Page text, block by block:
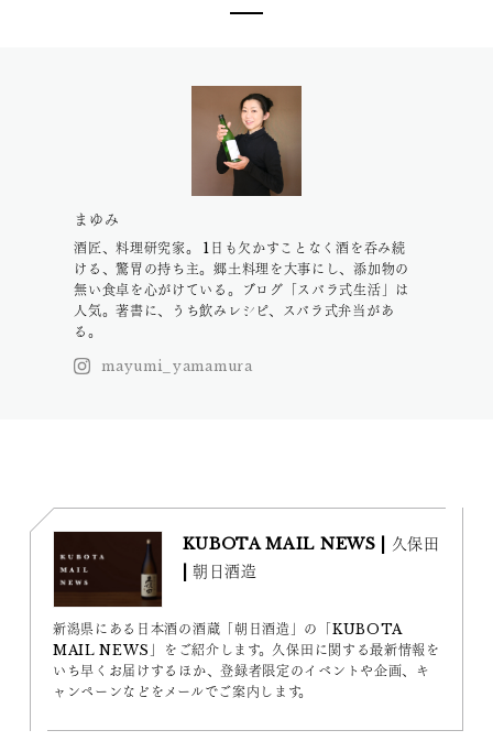
まゆみ
酒匠、料理研究家。 1日も欠かすことなく酒を呑み続
ける、驚胃の持ち主。郷土料理を大事にし、添加物の
無い食卓を心がけている。ブログ「スバラ式生活」は
人気。著書に、うち飲みレシピ、スバラ式弁当があ
る。
mayumi_yamamura
KUBOTA MAIL NEWS | 久保田
| 朝日酒造
新潟県にある日本酒の酒蔵「朝日酒造」の「KUBOTA
MAIL NEWS」をご紹介します。久保田に関する最新情報を
いち早くお届けするほか、登録者限定のイベントや企画、キ
ャンペーンなどをメールでご案内します。